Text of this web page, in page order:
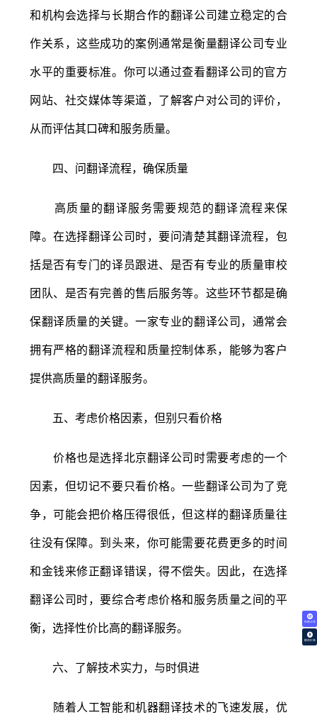
免费试译
翻译价格
和机构会选择与长期合作的翻译公司建立稳定的合
作关系，这些成功的案例通常是衡量翻译公司专业
水平的重要标准。你可以通过查看翻译公司的官方
网站、社交媒体等渠道，了解客户对公司的评价，
从而评估其口碑和服务质量。
四、问翻译流程，确保质量
高质量的翻译服务需要规范的翻译流程来保
障。在选择翻译公司时，要问清楚其翻译流程，包
括是否有专门的译员跟进、是否有专业的质量审校
团队、是否有完善的售后服务等。这些环节都是确
保翻译质量的关键。一家专业的翻译公司，通常会
拥有严格的翻译流程和质量控制体系，能够为客户
提供高质量的翻译服务。
五、考虑价格因素，但别只看价格
价格也是选择北京翻译公司时需要考虑的一个
因素，但切记不要只看价格。一些翻译公司为了竞
争，可能会把价格压得很低，但这样的翻译质量往
往没有保障。到头来，你可能需要花费更多的时间
和金钱来修正翻译错误，得不偿失。因此，在选择
翻译公司时，要综合考虑价格和服务质量之间的平
衡，选择性价比高的翻译服务。
六、了解技术实力，与时俱进
随着人工智能和机器翻译技术的飞速发展，优